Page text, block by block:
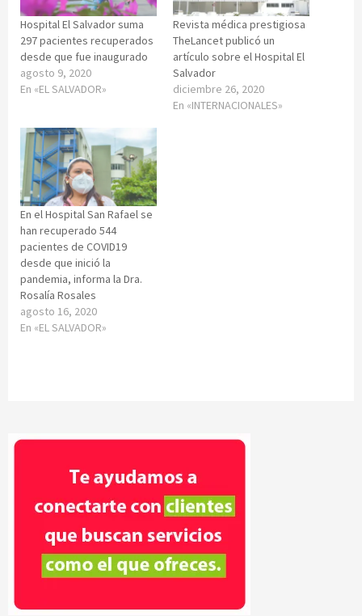
Hospital El Salvador suma
297 pacientes recuperados
desde que fue inaugurado
agosto 9, 2020
En «EL SALVADOR»
Revista médica prestigiosa
TheLancet publicó un
artículo sobre el Hospital El
Salvador
diciembre 26, 2020
En «INTERNACIONALES»
En el Hospital San Rafael se
han recuperado 544
pacientes de COVID19
desde que inició la
pandemia, informa la Dra.
Rosalía Rosales
agosto 16, 2020
En «EL SALVADOR»